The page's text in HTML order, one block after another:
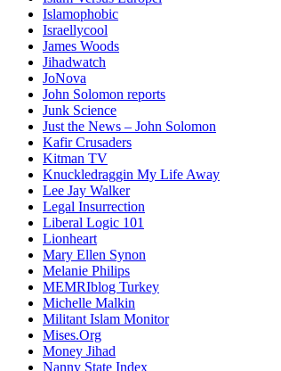
Islamophobic
Israellycool
James Woods
Jihadwatch
JoNova
John Solomon reports
Junk Science
Just the News – John Solomon
Kafir Crusaders
Kitman TV
Knuckledraggin My Life Away
Lee Jay Walker
Legal Insurrection
Liberal Logic 101
Lionheart
Mary Ellen Synon
Melanie Philips
MEMRIblog Turkey
Michelle Malkin
Militant Islam Monitor
Mises.Org
Money Jihad
Nanny State Index